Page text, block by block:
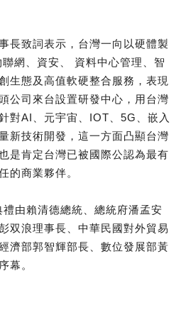
長致詞表示，台灣一向以硬體製
網、資安、 資料中心管理、智
生態及高值軟硬整合服務，表現
公司來台設置研發中心，用台灣
對AI、元宇宙、IOT、5G、嵌入
新技術開發，這一方面凸顯台灣
是肯定台灣已被國際公認為最有
的商業夥伴。
由賴清德總統、總統府潘孟安
双浪理事長、中華民國對外貿易
濟部郭智輝部長、數位發展部黃
幕。